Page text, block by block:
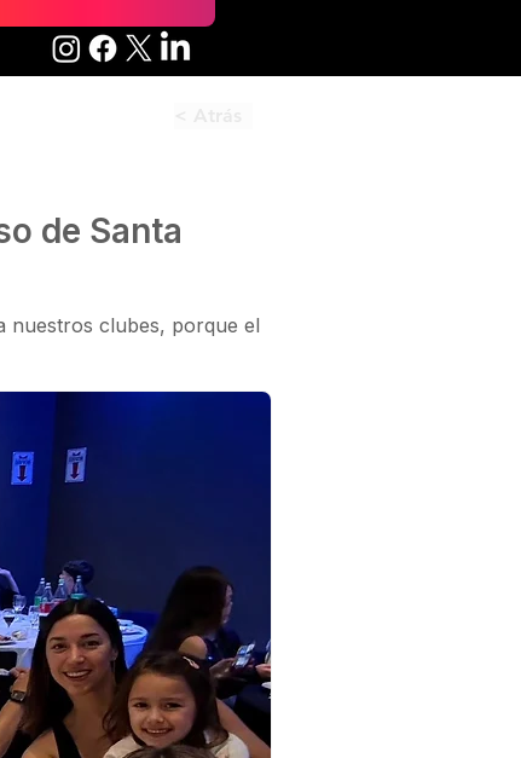
de Santa
nuestros clubes, porque el